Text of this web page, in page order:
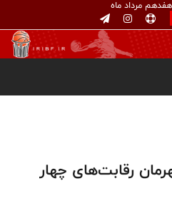
مرداد ماه
رقابت‌های چهار